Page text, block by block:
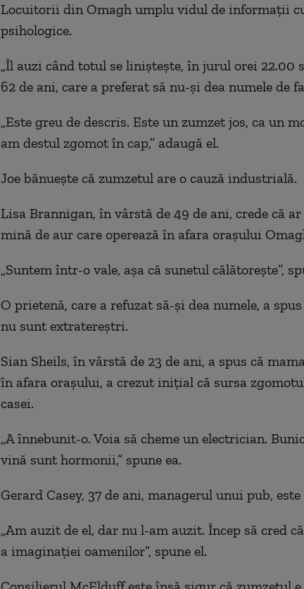
Locuitorii din Omagh umplu vidul de informații
psihologice.
„Îl auzi când totul se liniștește, în jurul orei 22.00
62 de ani, care a preferat să nu-și dea numele de
„Este greu de descris. Este un zumzet jos, ca un
am destul zgomot în cap,” adaugă el.
Joe bănuește că zumzetul are o cauză industrială.
Lisa Brannigan, în vârstă de 49 de ani, crede că
mină de aur care operează în afara orașului
„Suntem într-o vale, așa că sunetul călătorește”,
O prietenă, care a refuzat să-și dea numele, a spus
nu sunt extratereștri.
Sian Sheils, în vârstă de 23 de ani, a spus că
în afara orașului, a crezut inițial că sursa
casei.
„A înnebunit-o. Voia să cheme un electrician.
vină sunt hormonii,” spune ea.
Gerard Casey, 37 de ani, managerul unui pub,
„Am auzit de el, dar nu l-am auzit. Încep să cred
a imaginației oamenilor”, spune el.